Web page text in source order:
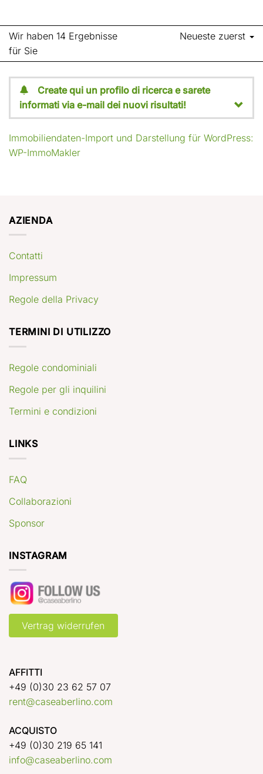
Wir haben 14 Ergebnisse
für Sie
Neueste zuerst
Create qui un profilo di ricerca e sarete
informati via e-mail dei nuovi risultati!
Immobiliendaten-Import und Darstellung für WordPress:
WP-ImmoMakler
AZIENDA
Contatti
Impressum
Regole della Privacy
TERMINI DI UTILIZZO
Regole condominiali
Regole per gli inquilini
Termini e condizioni
LINKS
FAQ
Collaborazioni
Sponsor
INSTAGRAM
Vertrag widerrufen
AFFITTI
+49 (0)30 23 62 57 07
rent@caseaberlino.com
ACQUISTO
+49 (0)30 219 65 141
info@caseaberlino.com